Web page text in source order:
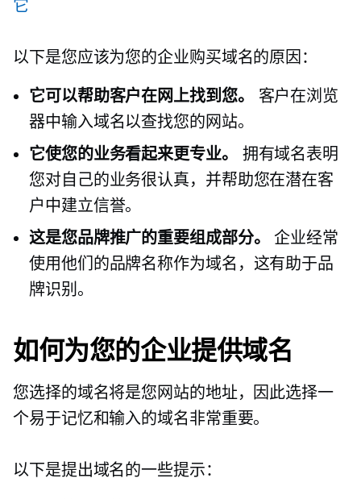
它
以下是您应该为您的企业购买域名的原因：
它可以帮助客户在网上找到您。
客户在浏览
器中输入域名以查找您的网站。
它使您的业务看起来更专业。
拥有域名表明
您对自己的业务很认真，并帮助您在潜在客
户中建立信誉。
这是您品牌推广的重要组成部分。
企业经常
使用他们的品牌名称作为域名，这有助于品
牌识别。
如何为您的企业提供域名
您选择的域名将是您网站的地址，因此选择一
个易于记忆和输入的域名非常重要。
以下是提出域名的一些提示：